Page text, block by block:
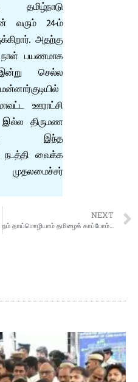
வரும் 24-ம்
அதற்கு
பயணமாக
இன்று செல்ல
ஊராட்சி
திருமண
இந்த
வைக்க
NEXT
நம் தாய்மொழியாம் தமிழைக் காப்போம் : முதலமைச்சர் மு.க.ஸ்டாலின்